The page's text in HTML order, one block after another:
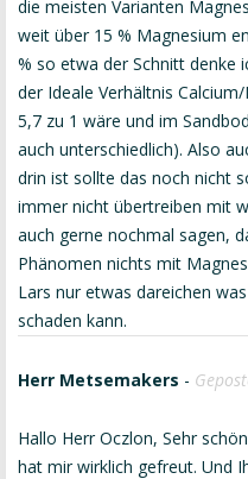
die meisten Varianten
weit über 15 % Magnesium
% so etwa der Schnitt denke
der Ideale Verhältnis
5,7 zu 1 wäre und im
auch unterschiedlich). Also
drin ist sollte das noch nicht
immer nicht übertreiben mit
auch gerne nochmal sagen,
Phänomen nichts mit
Lars nur etwas dareichen
schaden kann.
Herr Metsemakers -
Hallo Herr Oczlon, Sehr
hat mir wirklich gefreut. Und